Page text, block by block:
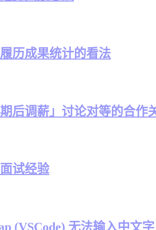
历成果统计的看法
后调薪」讨论对等的合作
试经验
(VSCode) 无法输入中文字